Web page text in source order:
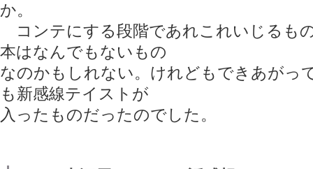
か。
コンテにする段階であれこれいじるも
本はなんでもないもの
なのかもしれない。けれどもできあがっ
も新感線テイストが
入ったものだったのでした。